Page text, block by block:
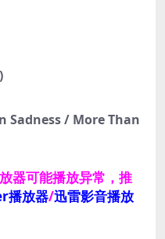
Sadness / More Than
器可能播放异常，推
播放器/迅雷影音播放